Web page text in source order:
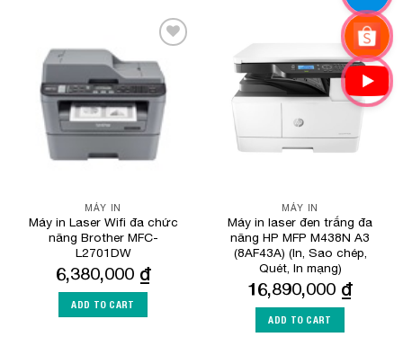
Wishlist
MÁY IN
Máy in Laser Wifi đa chức
năng Brother MFC-
L2701DW
6,380,000 ₫
ADD TO CART
Add to
Wishlist
MÁY IN
Máy in laser đen trắng đa
năng HP MFP M438N A3
(8AF43A) (In, Sao chép,
Quét, In mạng)
16,890,000 ₫
ADD TO CART